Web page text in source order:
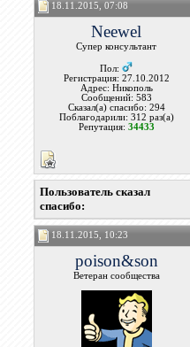
18.11.2015, 07:08
Neewel
Супер консультант
Пол:
Регистрация: 27.10.2012
Адрес: Никополь
Сообщений: 583
Сказал(а) спасибо: 294
Поблагодарили: 312 раз(а)
Репутация: 34433
Пользователь сказал
cпасибо:
18.11.2015, 10:23
poison&son
Ветеран сообщества